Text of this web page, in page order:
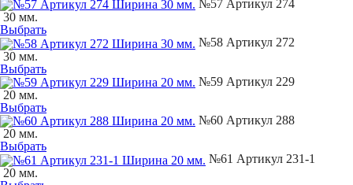
№57 Артикул 274
30 мм.
Выбрать
№58 Артикул 272
30 мм.
Выбрать
№59 Артикул 229
20 мм.
Выбрать
№60 Артикул 288
20 мм.
Выбрать
№61 Артикул 231-1
20 мм.